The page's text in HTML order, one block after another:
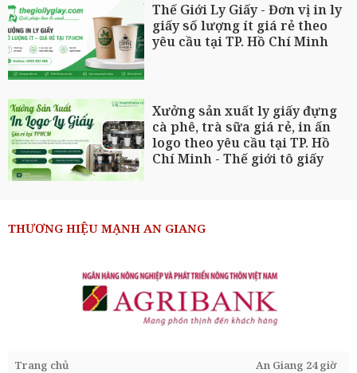
Thế Giới Ly Giấy - Đơn vị in ly
giấy số lượng ít giá rẻ theo
yêu cầu tại TP. Hồ Chí Minh
Xưởng sản xuất ly giấy đựng
cà phê, trà sữa giá rẻ, in ấn
logo theo yêu cầu tại TP. Hồ
Chí Minh - Thế giới tô giấy
THƯƠNG HIỆU MẠNH AN GIANG
Trang chủ
An Giang 24 giờ